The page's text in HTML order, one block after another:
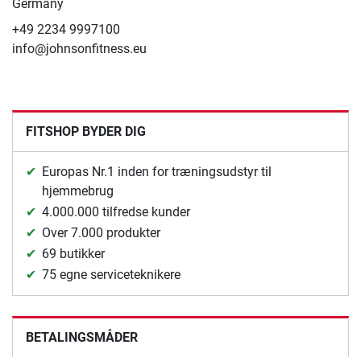
Germany
+49 2234 9997100
info@johnsonfitness.eu
FITSHOP BYDER DIG
Europas Nr.1 inden for træningsudstyr til
hjemmebrug
4.000.000 tilfredse kunder
Over 7.000 produkter
69 butikker
75 egne serviceteknikere
BETALINGSMÅDER